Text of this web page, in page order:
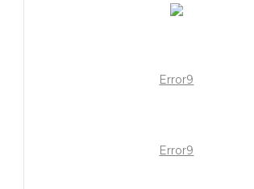
Error9
Error9